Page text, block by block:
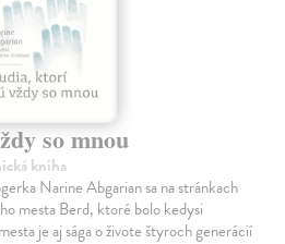
so mnou
kniha
Narine Abgarian sa na stránkach
mesta Berd, ktoré bolo kedysi
je aj sága o živote štyroch generácií